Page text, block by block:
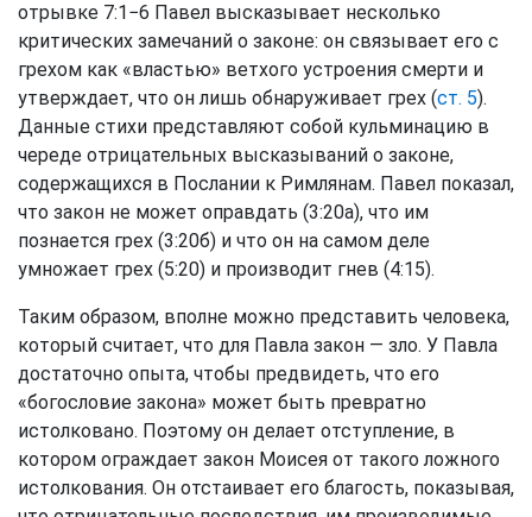
отрывке 7:1−6 Павел высказывает несколько
критических замечаний о законе: он связывает его с
грехом как «властью» ветхого устроения смерти и
утверждает, что он лишь обнаруживает грех (ст. 5).
Данные стихи представляют собой кульминацию в
череде отрицательных высказываний о законе,
содержащихся в Послании к Римлянам. Павел показал,
что закон не может оправдать (3:20а), что им
познается грех (3:20б) и что он на самом деле
умножает грех (5:20) и производит гнев (4:15).
Таким образом, вполне можно представить человека,
который считает, что для Павла закон — зло. У Павла
достаточно опыта, чтобы предвидеть, что его
«богословие закона» может быть превратно
истолковано. Поэтому он делает отступление, в
котором ограждает закон Моисея от такого ложного
истолкования. Он отстаивает его благость, показывая,